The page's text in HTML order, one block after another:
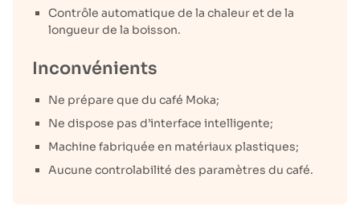
Contrôle automatique de la chaleur et de la
longueur de la boisson.
Inconvénients
Ne prépare que du café Moka;
Ne dispose pas d’interface intelligente;
Machine fabriquée en matériaux plastiques;
Aucune controlabilité des paramètres du café.